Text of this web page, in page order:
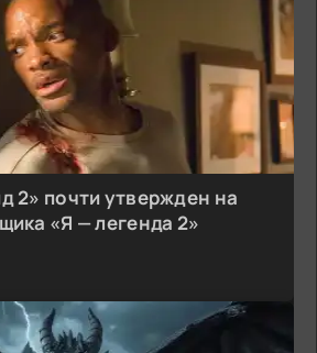
2» почти утвержден на
«Я — легенда 2»